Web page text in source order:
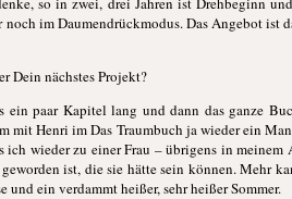
im Daumendrückmodus. Das Angebot
Dein nächstes Projekt?
paar Kapitel lang und dann das ganze
mit Henri im Das Traumbuch ja wieder ein
ich wieder zu einer Frau – übrigens in
ist, die sie hätte sein können. Mehr
ein verdammt heißer, sehr heißer Sommer.